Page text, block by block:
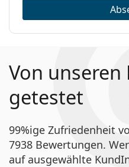
Von unseren
getestet
99%ige Zufriedenheit
7938 Bewertungen.
auf ausgewählte